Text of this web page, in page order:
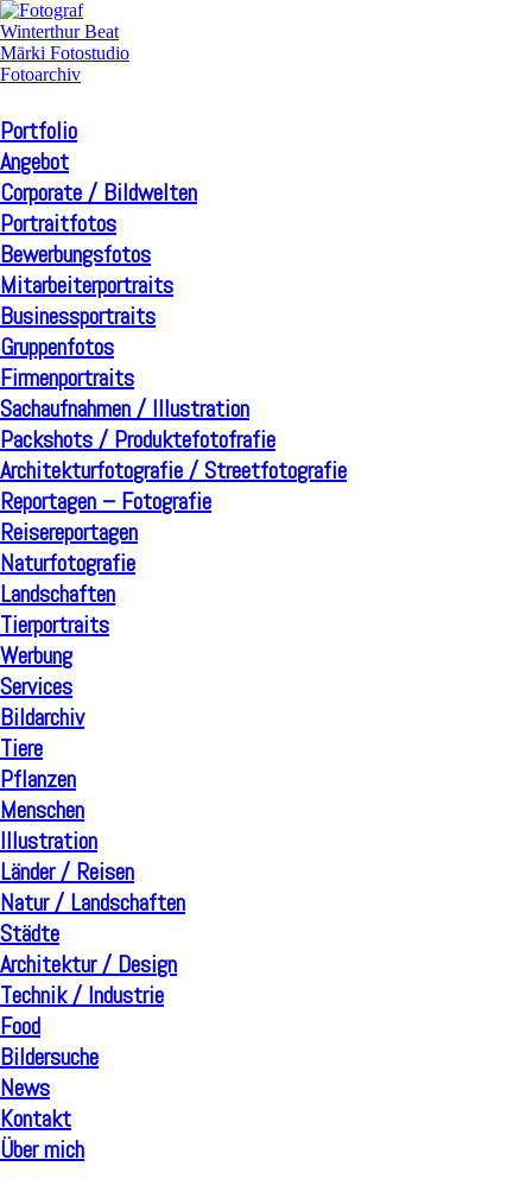
Portfolio
Angebot
Corporate / Bildwelten
Portraitfotos
Bewerbungsfotos
Mitarbeiterportraits
Businessportraits
Gruppenfotos
Firmenportraits
Sachaufnahmen / Illustration
Packshots / Produktefotofrafie
Architekturfotografie / Streetfotografie
Reportagen – Fotografie
Reisereportagen
Naturfotografie
Landschaften
Tierportraits
Werbung
Services
Bildarchiv
Tiere
Pflanzen
Menschen
Illustration
Länder / Reisen
Natur / Landschaften
Städte
Architektur / Design
Technik / Industrie
Food
Bildersuche
News
Kontakt
Über mich